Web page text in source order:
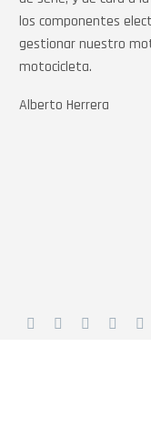
los componentes
gestionar nuestro
motocicleta.
Alberto Herrera